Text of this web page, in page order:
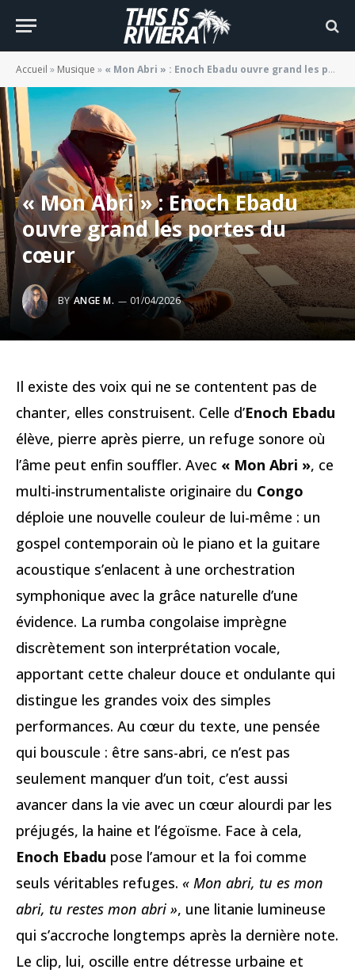
Accueil » Musique » « Mon Abri » : Enoch Ebadu ouvre grand les portes du cœur
« Mon Abri » : Enoch Ebadu
ouvre grand les portes du
cœur
BY ANGE M. 01/04/2026
Il existe des voix qui ne se contentent pas de
chanter, elles construisent. Celle d’Enoch Ebadu
élève, pierre après pierre, un refuge sonore où
l’âme peut enfin souffler. Avec « Mon Abri », ce
multi-instrumentaliste originaire du Congo
déploie une nouvelle couleur de lui-même : un
gospel contemporain où le piano et la guitare
acoustique s’enlacent à une orchestration
symphonique avec la grâce naturelle d’une
évidence. La rumba congolaise imprègne
discrètement son interprétation vocale,
apportant cette chaleur douce et ondulante qui
distingue les grandes voix des simples
performances. Au cœur du texte, une pensée
qui bouscule : être sans-abri, ce n’est pas
seulement manquer d’un toit, c’est aussi
avancer dans la vie avec un cœur alourdi par les
préjugés, la haine et l’égoïsme. Face à cela,
Enoch Ebadu pose l’amour et la foi comme
seuls véritables refuges. « Mon abri, tu es mon
abri, tu restes mon abri », une litanie lumineuse
qui s’accroche longtemps après la dernière note.
Le clip, lui, oscille entre détresse urbaine et